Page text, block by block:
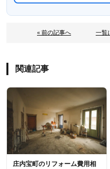
« 前の記事へ 一覧
関連記事
庄内宝町のリフォーム費用相